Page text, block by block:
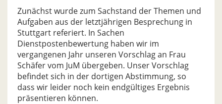
Zunächst wurde zum Sachstand der Themen und
Aufgaben aus der letztjährigen Besprechung in
Stuttgart referiert. In Sachen
Dienstpostenbewertung haben wir im
vergangenen Jahr unseren Vorschlag an Frau
Schäfer vom JuM übergeben. Unser Vorschlag
befindet sich in der dortigen Abstimmung, so
dass wir leider noch kein endgültiges Ergebnis
präsentieren können.